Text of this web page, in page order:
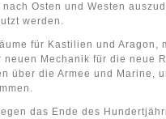
Osten und Westen
werden.
für Kastilien und Aragon,
Mechanik für die neue
über die Armee und Marine,
das Ende des